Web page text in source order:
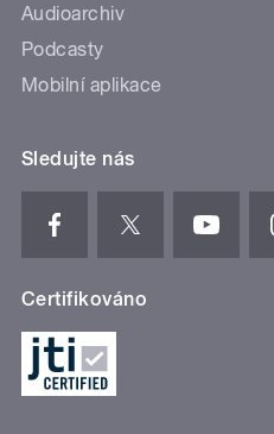
Audioarchiv
Podcasty
Mobilní aplikace
Sledujte nás
Certifikováno